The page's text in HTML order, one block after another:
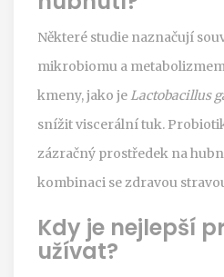
Některé studie naznačují
mikrobiomu a
kmeny, jako jeLactobacillus
snížit viscerální tuk.
zázračný prostředek na
kombinaci se zdravou
Kdy je nejlepší
užívat?